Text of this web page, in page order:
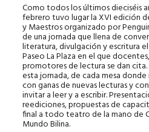
Como todos los últimos dieciséis
febrero tuvo lugar la XVI edición
y Maestros organizado por
de una jornada que llena de
literatura, divulgación y escritura
Paseo La Plaza en el que
promotores de lectura se dan
esta jornada, de cada mesa
con ganas de nuevas lecturas y
invitar a leer y a escribir.
reediciones, propuestas de
final a todo teatro de la mano de
Mundo Bilina.